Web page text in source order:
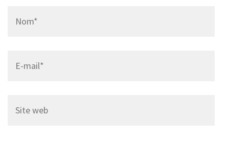
web